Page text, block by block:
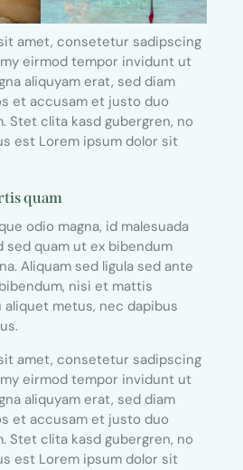
amet, consetetur sadipscing
eirmod tempor invidunt ut
aliquyam erat, sed diam
et accusam et justo duo
Stet clita kasd gubergren, no
est Lorem ipsum dolor sit
quam
odio magna, id malesuada
sed quam ut ex bibendum
Aliquam sed ligula sed ante
nisi et mattis
metus, nec dapibus
amet, consetetur sadipscing
eirmod tempor invidunt ut
aliquyam erat, sed diam
et accusam et justo duo
Stet clita kasd gubergren, no
est Lorem ipsum dolor sit